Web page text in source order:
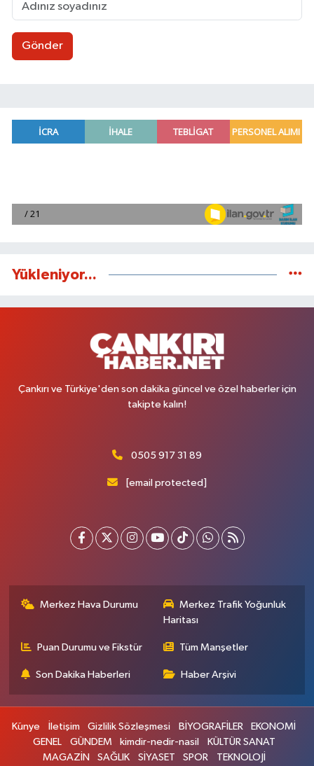
Gönder
Yükleniyor...
Çankırı ve Türkiye'den son dakika güncel ve özel haberler için
takipte kalın!
0505 917 31 89
[email protected]
Merkez Hava Durumu
Merkez Trafik Yoğunluk
Haritası
Puan Durumu ve Fikstür Tüm Manşetler
Son Dakika Haberleri Haber Arşivi
Künye İletişim Gizlilik Sözleşmesi BİYOGRAFİLER
EKONOMİ
GENEL
GÜNDEM kimdir-nedir-nasil
KÜLTÜR SANAT
MAGAZİN
SAĞLIK SİYASET SPOR TEKNOLOJİ